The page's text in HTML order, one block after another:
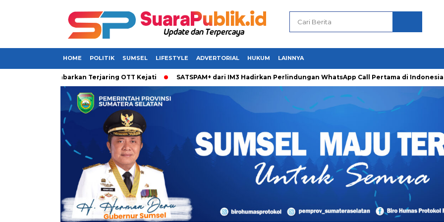
HOME POLITIK SUMSEL LIFESTYLE ADVERTORIAL HUKUM LAINNYA
Dikabarkan Terjaring OTT Kejati SATSPAM+ dari IM3 Hadirkan Perlindungan WhatsApp Call Pertama di Indonesia